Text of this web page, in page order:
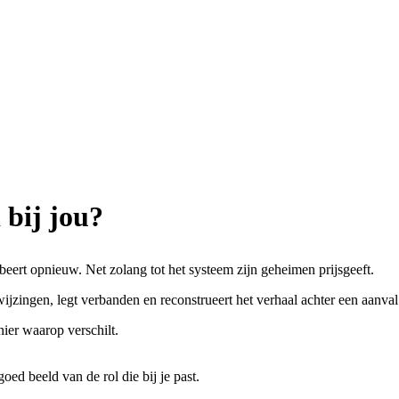
bij jou?
opnieuw. Net zolang tot het systeem zijn geheimen prijsgeeft.
legt verbanden en reconstrueert het verhaal achter een
waarop verschilt.
beeld van de rol die bij je past.